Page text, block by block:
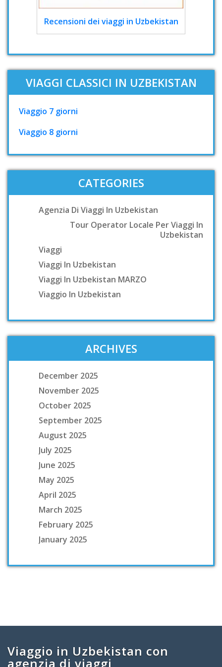
Recensioni dei viaggi in Uzbekistan
VIAGGI CLASSICI IN UZBEKISTAN
Viaggio 7 giorni
Viaggio 8 giorni
CATEGORIES
Agenzia Di Viaggi In Uzbekistan
Tour Operator Locale Per Viaggi In
Uzbekistan
Viaggi
Viaggi In Uzbekistan
Viaggi In Uzbekistan MARZO
Viaggio In Uzbekistan
ARCHIVES
December 2025
November 2025
October 2025
September 2025
August 2025
July 2025
June 2025
May 2025
April 2025
March 2025
February 2025
January 2025
Viaggio in Uzbekistan con
agenzia di viaggi